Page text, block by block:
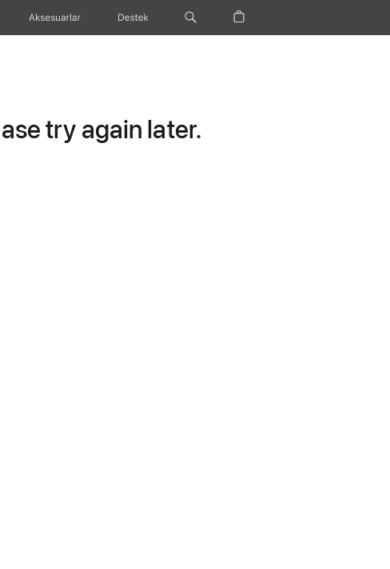
Aksesuarlar Destek
try again later.